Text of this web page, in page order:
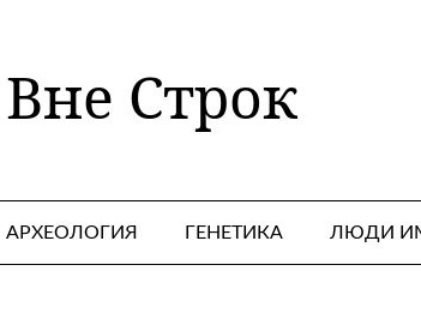
Вне Строк
АРХЕОЛОГИЯ ГЕНЕТИКА ЛЮДИ